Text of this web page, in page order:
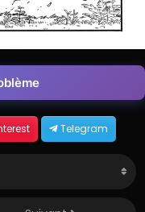
Telegram